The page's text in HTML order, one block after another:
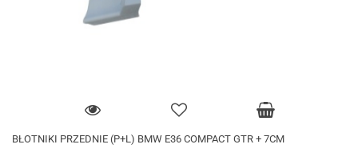
BŁOTNIKI PRZEDNIE (P+L) BMW E36 COMPACT GTR + 7CM